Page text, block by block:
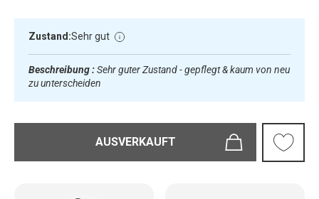
Zustand:Sehr gut
Beschreibung :Sehr guter Zustand - gepflegt & kaum von neu
zu unterscheiden
AUSVERKAUFT